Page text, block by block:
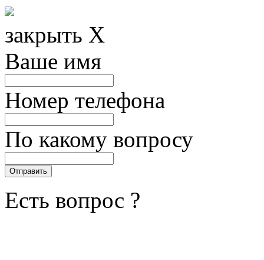
закрыть X
Ваше имя
Номер телефона
По какому вопросу
Есть вопрос ?